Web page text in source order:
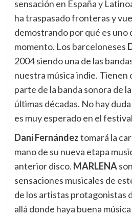
sensación en España y
ha traspasado fronteras y
demostrando por qué es uno
momento. Los barceloneses
2004 siendo una de las
nuestra música indie. Tienen
parte de la banda sonora de
últimas décadas. No hay
es muy esperado en el
Dani Fernándeztomará la
mano de su nueva etapa
anterior disco. MARLENA
sensaciones musicales de
de los artistas protagonistas
allá donde haya buena